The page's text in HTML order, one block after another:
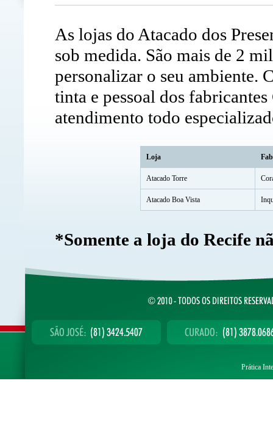
As lojas do Atacado dos
sob medida. São mais de 2
personalizar o seu ambiente.
tinta e pessoal dos
atendimento todo
Loja
Atacado Torre
Atacado Boa Vista
*Somente a loja do Recife
Prática